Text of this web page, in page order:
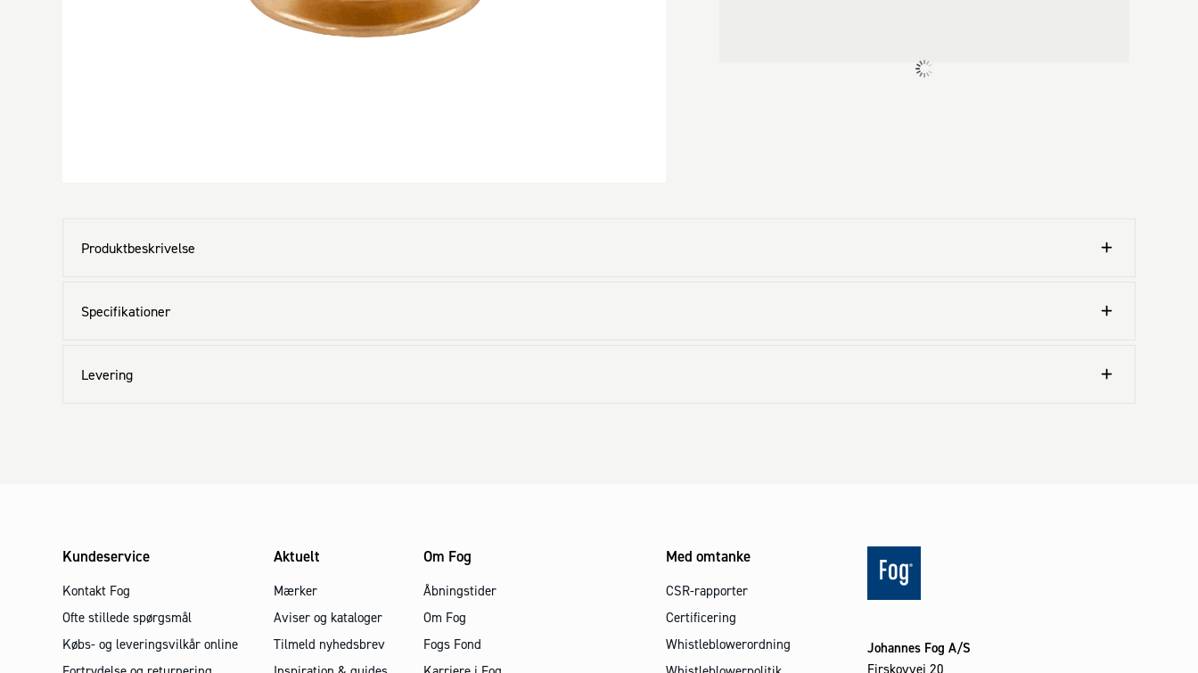
Produktbeskrivelse
Specifikationer
Levering
Kundeservice
Kontakt Fog
Ofte stillede spørgsmål
Købs- og leveringsvilkår online
Aktuelt
Mærker
Aviser og kataloger
Tilmeld nyhedsbrev
Om Fog
Åbningstider
Om Fog
Fogs Fond
Med omtanke
CSR-rapporter
Certificering
Whistleblowerordning
Johannes Fog A/S
Firskovvej 20